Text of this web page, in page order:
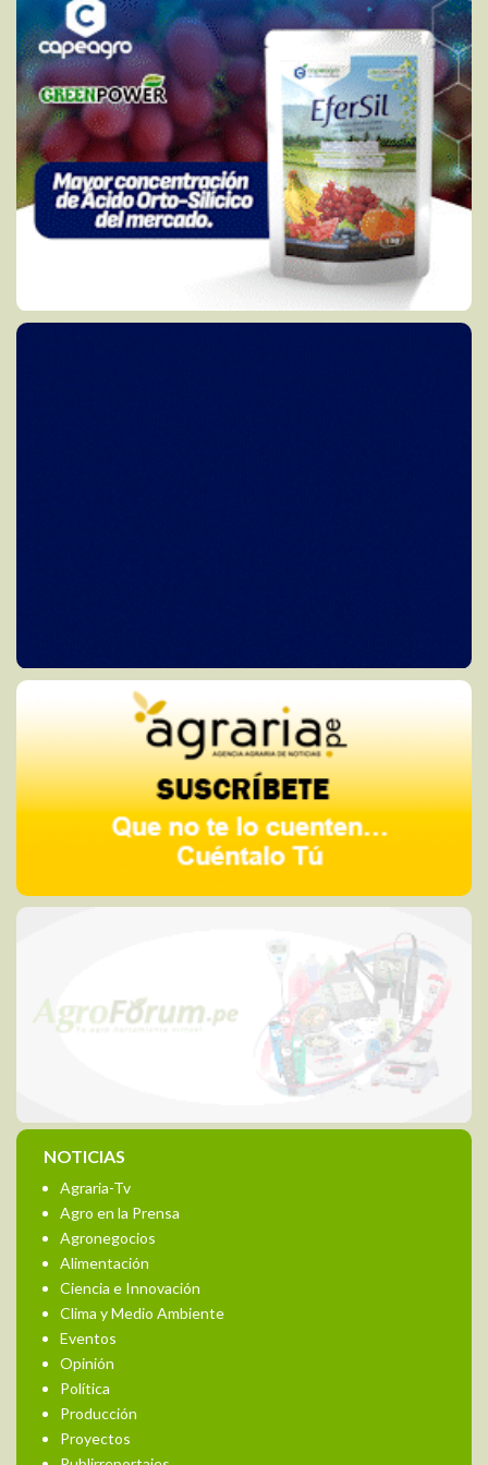
NOTICIAS
Agraria-Tv
Agro en la Prensa
Agronegocios
Alimentación
Ciencia e Innovación
Clima y Medio Ambiente
Eventos
Opinión
Política
Producción
Proyectos